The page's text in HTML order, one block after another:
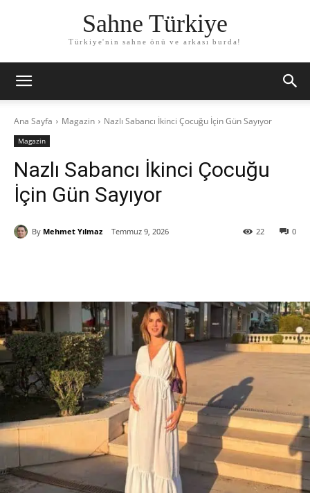
Sahne Türkiye
Türkiye'nin sahne önü ve arkası burda!
Ana Sayfa Magazin Nazlı Sabancı İkinci Çocuğu İçin Gün Sayıyor
Magazin
Nazlı Sabancı İkinci Çocuğu
İçin Gün Sayıyor
By Mehmet Yılmaz Temmuz 9, 2026 0
22